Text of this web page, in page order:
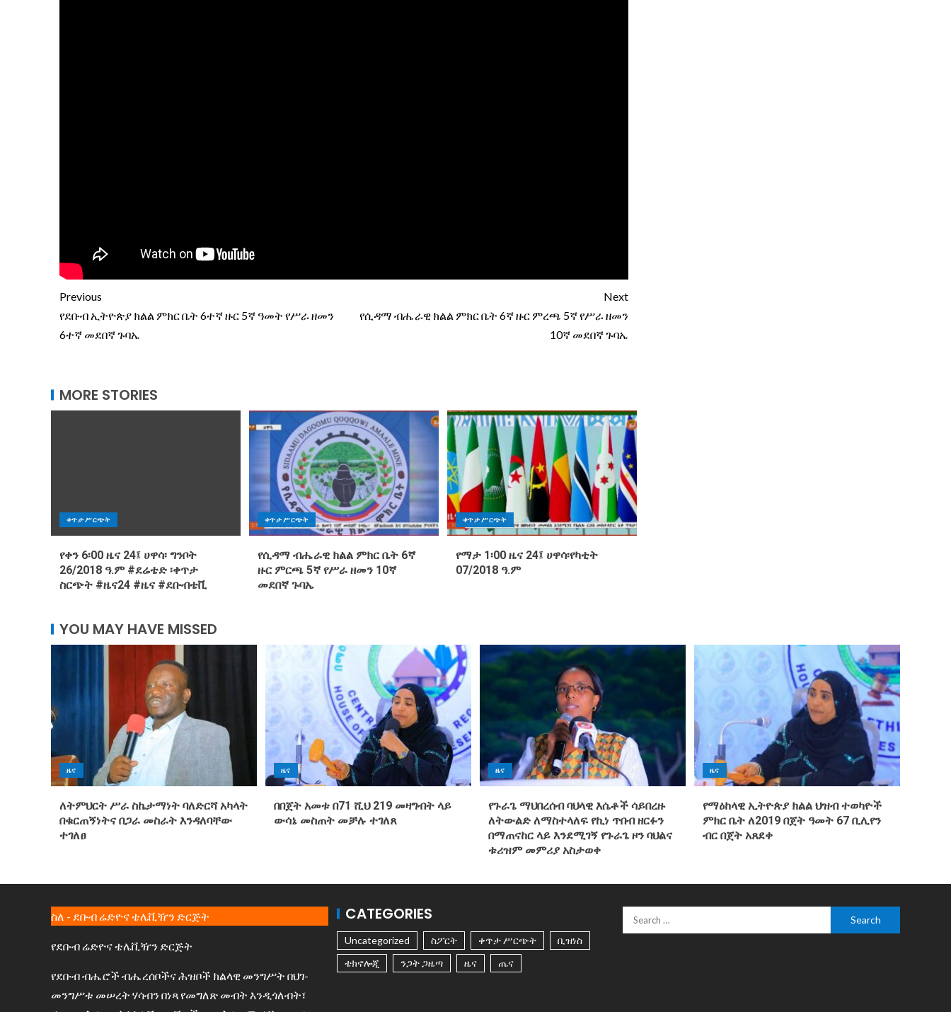
Previous
የደቡብ ኢትዮጵያ ክልል ምክር ቤት 6ተኛ ዙር 5ኛ ዓመት የሥራ ዘመን
6ተኛ መደበኛ ጉባኤ
Next
የሲዳማ ብሔራዊ ክልል ምክር ቤት 6ኛ ዙር ምረጫ 5ኛ የሥራ ዘመን
10ኛ መደበኛ ጉባኤ
MORE STORIES
ቀጥታ ሥርጭት
የቀን 6፡00 ዜና 24፤ ሀዋሳ፡ ግንቦት
26/2018 ዓ.ም #ደሬቴድ ፡ቀጥታ
ስርጭት #ዜና24 #ዜና #ደቡብቴቪ
ቀጥታ ሥርጭት
የሲዳማ ብሔራዊ ክልል ምክር ቤት 6ኛ
ዙር ምርጫ 5ኛ የሥራ ዘመን 10ኛ
መደበኛ ጉባኤ
ቀጥታ ሥርጭት
የማታ 1፡00 ዜና 24፤ ሀዋሳ፡የካቲት
07/2018 ዓ.ም
YOU MAY HAVE MISSED
ዜና
ለትምህርት ሥራ ስኬታማነት ባለድርሻ አካላት
በቁርጠኝነትና በጋራ መስራት እንዳለባቸው
ተገለፀ
ዜና
በበጀት አመቱ በ71 ሺህ 219 መዛግብት ላይ
ውሳኔ መስጠት መቻሉ ተገለጸ
ዜና
የጉራጌ ማህበረሰብ ባህላዊ እሴቶች ሳይበረዙ
ለትውልድ ለማስተላለፍ የኪነ ጥበብ ዘርፉን
በማጠናከር ላይ እንደሚገኝ የጉራጌ ዞን ባህልና
ቱሪዝም መምሪያ አስታወቀ
ዜና
የማዕከላዊ ኢትዮጵያ ክልል ህዝብ ተወካዮች
ምክር ቤት ለ2019 በጀት ዓመት 67 ቢሊየን
ብር በጀት አጸደቀ
ስለ - ደቡብ ሬድዮና ቴሌቪዥን ድርጅት
የደቡብ ሬድዮና ቴሌቪዥን ድርጅት
የደቡብ ብሔሮች ብሔረሰቦችና ሕዝቦች ክልላዊ መንግሥት በህገ-
መንግሥቱ መሠረት ሃሳብን በነጻ የመግለጽ መብት እንዲጎለብት፣
CATEGORIES
Uncategorized ስፖርት ቀጥታ ሥርጭት
ቢዝነስ
ቴክኖሎጂ
ንጋት ጋዜጣ ዜና ጤና